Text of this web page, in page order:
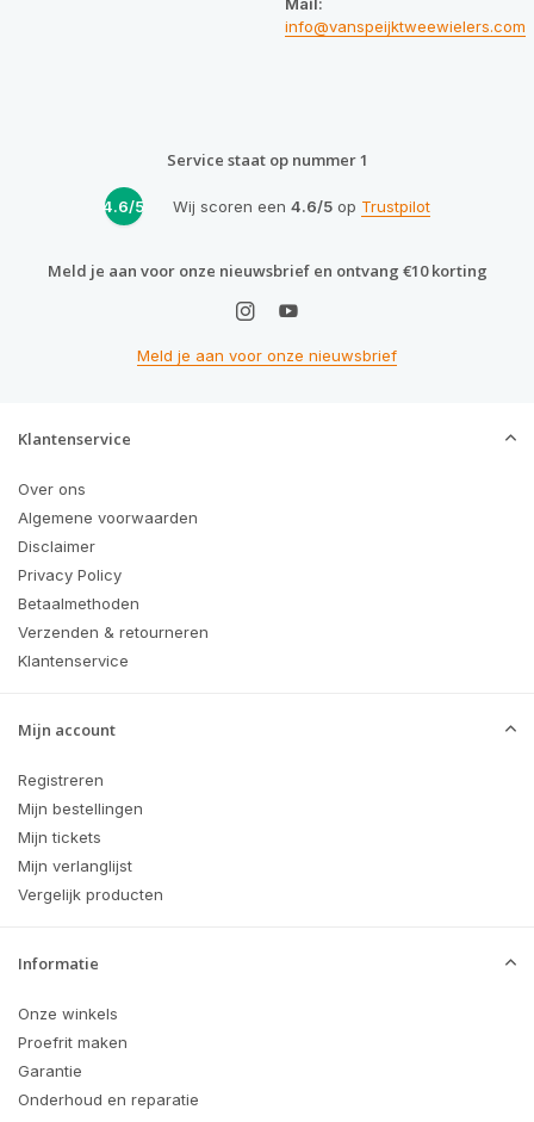
info@vanspeijktweewielers.com
Service staat op nummer 1
4.6/5 Wij scoren een 4.6/5op Trustpilot
Meld je aan voor onze nieuwsbrief en ontvang €10 korting
Meld je aan voor onze nieuwsbrief
Klantenservice
Over ons
Algemene voorwaarden
Disclaimer
Privacy Policy
Betaalmethoden
Verzenden & retourneren
Klantenservice
Mijn account
Registreren
Mijn bestellingen
Mijn tickets
Mijn verlanglijst
Vergelijk producten
Informatie
Onze winkels
Proefrit maken
Garantie
Onderhoud en reparatie